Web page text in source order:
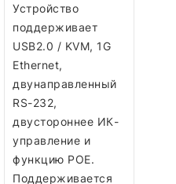
Устройство
поддерживает
USB2.0 / KVM, 1G
Ethernet,
двунаправленный
RS-232,
двустороннее ИК-
управление и
функцию POE.
Поддерживается